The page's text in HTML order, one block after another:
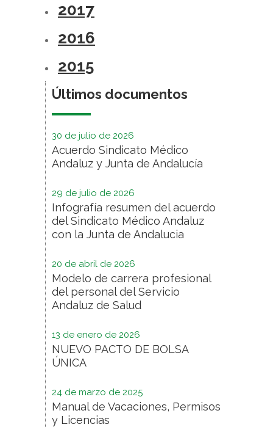
2017
2016
2015
Últimos documentos
30 de julio de 2026
Acuerdo Sindicato Médico
Andaluz y Junta de Andalucía
29 de julio de 2026
Infografía resumen del acuerdo
del Sindicato Médico Andaluz
con la Junta de Andalucia
20 de abril de 2026
Modelo de carrera profesional
del personal del Servicio
Andaluz de Salud
13 de enero de 2026
NUEVO PACTO DE BOLSA
ÚNICA
24 de marzo de 2025
Manual de Vacaciones, Permisos
y Licencias